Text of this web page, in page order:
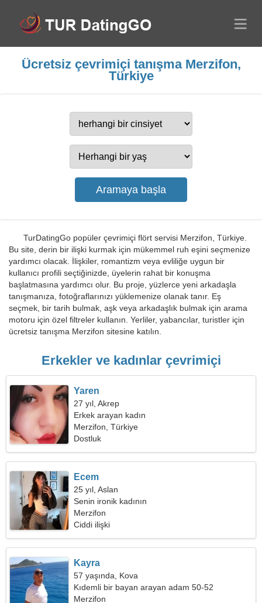
Ücretsiz çevrimiçi tanışma Merzifon,
Türkiye
TurDatingGo popüler çevrimiçi flört servisi Merzifon, Türkiye.
Bu site, derin bir ilişki kurmak için mükemmel ruh eşini seçmenize
yardımcı olacak. İlişkiler, romantizm veya evliliğe uygun bir
kullanıcı profili seçtiğinizde, üyelerin rahat bir konuşma
başlatmasına yardımcı olur. Bu proje, yüzlerce yeni arkadaşla
tanışmanıza, fotoğraflarınızı yüklemenize olanak tanır. Eş
seçmek, bir tarih bulmak, aşk veya arkadaşlık bulmak için arama
motoru için özel filtreler kullanın. Yerliler, yabancılar, turistler için
ücretsiz tanışma Merzifon sitesine katılın.
Erkekler ve kadınlar çevrimiçi
Yaren
27 yıl, Akrep
Erkek arayan kadın
Merzifon, Türkiye
Dostluk
Ecem
25 yıl, Aslan
Senin ironik kadının
Merzifon
Ciddi ilişki
Kayra
57 yaşında, Kova
Kıdemli bir bayan arayan adam 50-52
Merzifon